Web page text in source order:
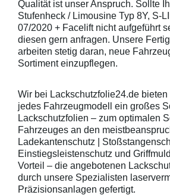
beigelegter Anleitung)
diese danach auflegen und
anstreichen - anschließend die
Lackschutzfolie mittels Fön
erwärmen und von der Mitte
heraus in alle Richtungen
ausstreichen. Bei Fragen
transparente Lackschutzfolie 5
Stück Lackschutzpads für 5
Griffmulden / Griffschalen
Merkmale Spezielle Vinylfolie mit
bestmöglichem Schutz gegen
Kratzer und Abrieb Bestens
geeignet zum Schutz von
Fahrzeugkarosserien gegen
mechanische Einwirkung am
AutolackSpeziell zur Verwendung
Qualität ist unser Anspruch. Sollte
Stufenheck / Limousine Typ 8Y, S-
07/2020 + Facelift nicht aufgeführt
diesen gern anfragen. Unsere
arbeiten stetig daran, neue
Sortiment einzupflegen.
Wir bei Lackschutzfolie24.de bieten
jedes Fahrzeugmodell ein großes
Lackschutzfolien – zum optimalen
Fahrzeuges an den
Ladekantenschutz |
Einstiegsleistenschutz und
Vorteil – die angebotenen
durch unsere Spezialisten
Präzisionsanlagen gefertigt.